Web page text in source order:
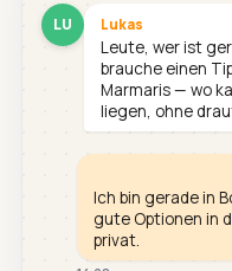
LU Lukas
Leute, wer ist
brauche einen
Marmaris — wo
liegen, ohne
Ich bin gerade in
gute Optionen in
privat.